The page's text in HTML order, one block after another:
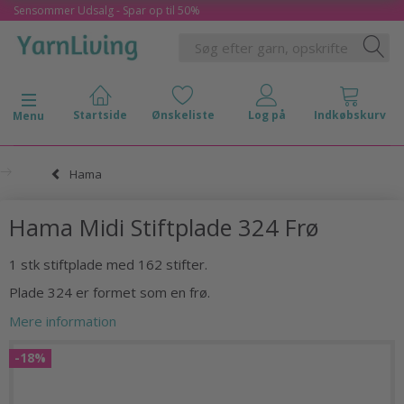
Sensommer Udsalg - Spar op til 50%
Skifte navigation
Menu
Hama
Hama Midi Stiftplade 324 Frø
1 stk stiftplade med 162 stifter.
Plade 324 er formet som en frø.
Mere information
-18%